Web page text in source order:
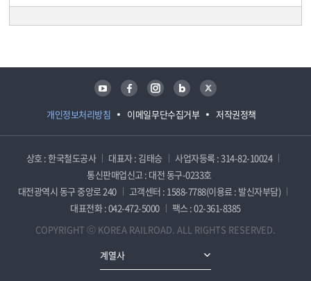
개인정보처리방침 이메일무단수집거부 저작권정책
유튜브 페이스북 인스타그램 블로그 트위터
상호 : 한국철도공사 대표자 : 김태승
사업자등록 : 314-82-10024
통신판매업신고 : 대전 동구-0233호
대전광역시 동구 중앙로 240
고객센터 : 1588-7788(이용료 : 발신자부담)
대표전화 : 042-472-5000
팩스 : 02-361-8385
COPYRIGHT ⓒ KOREA RAILROAD. ALL RIGHTS RESERVED.
계열사